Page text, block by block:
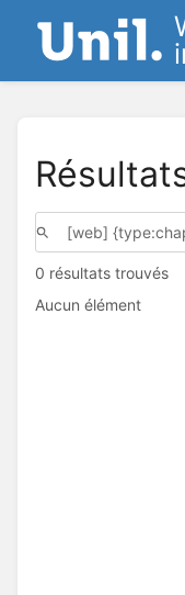
0 résultats trouvés
Aucun élément